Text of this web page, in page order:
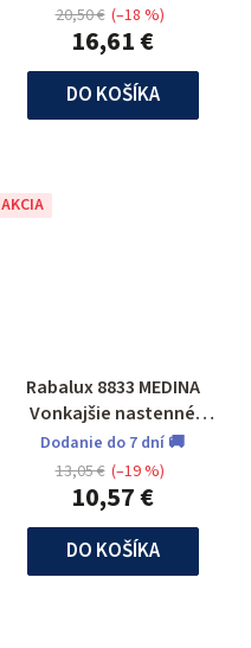
16,61 €
20,50 € (–18 %)
DO KOŠÍKA
AKCIA
Rabalux 8833 MEDINA
Vonkajšie nastenné
svietidlo
Dodanie do 7 dní 🚚
10,57 €
13,05 € (–19 %)
DO KOŠÍKA